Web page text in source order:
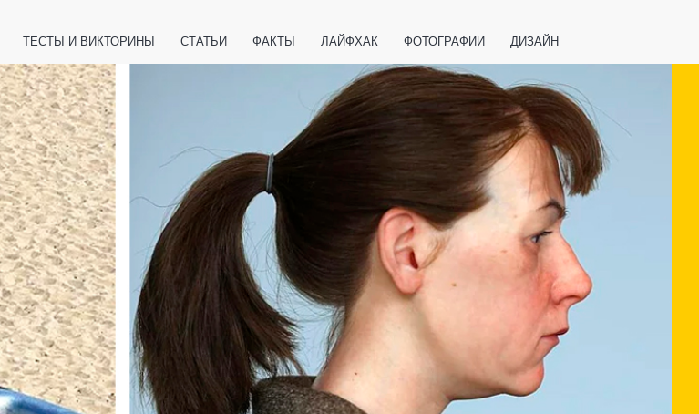
ТЕСТЫ И ВИКТОРИНЫ СТАТЬИ ФАКТЫ ЛАЙФХАК ФОТОГРАФИИ ДИЗАЙН
ПОЛЕЗНО ЗНАТЬ ВАЖНО ЗНАТЬ СПОРТ СМАРТФОНЫ